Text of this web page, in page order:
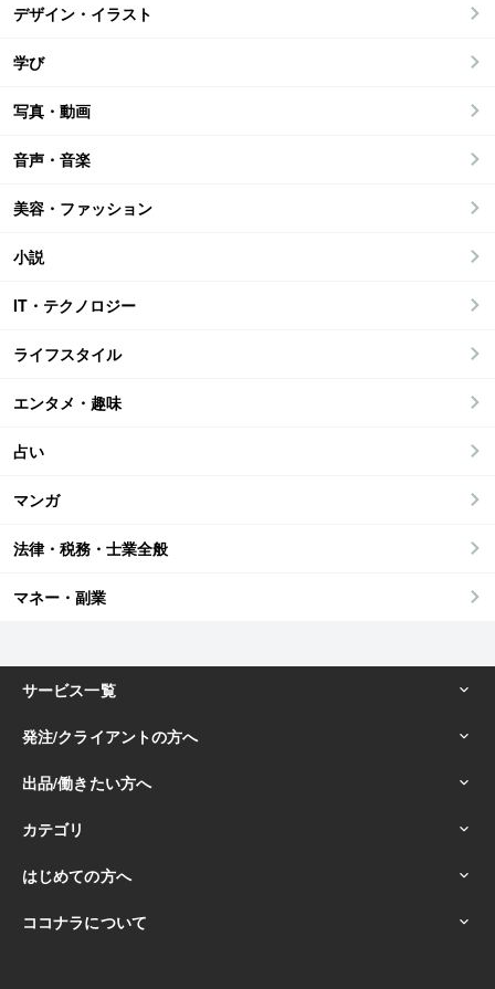
デザイン・イラスト
学び
写真・動画
音声・音楽
美容・ファッション
小説
IT・テクノロジー
ライフスタイル
エンタメ・趣味
占い
マンガ
法律・税務・士業全般
マネー・副業